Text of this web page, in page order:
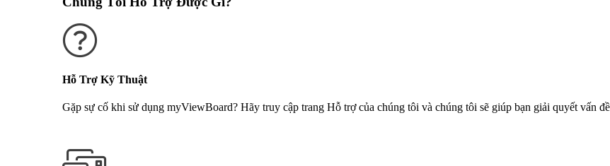
Hỗ Trợ Kỹ Thuật
Gặp sự cố khi sử dụng myViewBoard? Hãy truy cập trang Hỗ trợ của chúng tôi và chúng tôi sẽ giúp bạn giải quyết vấn